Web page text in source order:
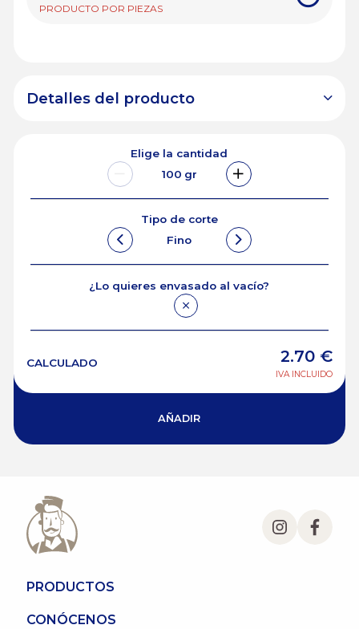
PRODUCTO POR PIEZAS
Detalles del producto
Elige la cantidad
100 gr
Tipo de corte
Fino
¿Lo quieres envasado al vacío?
CALCULADO 2.70 €
IVA INCLUIDO
AÑADIR
PRODUCTOS
CONÓCENOS